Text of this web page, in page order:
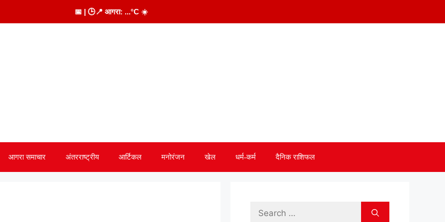
📅 | 🕒📍 आगरा: ...°C ☀️
आगरा समाचार अंतरराष्ट्रीय आर्टिकल मनोरंजन खेल धर्म-कर्म दैनिक राशिफल
Search